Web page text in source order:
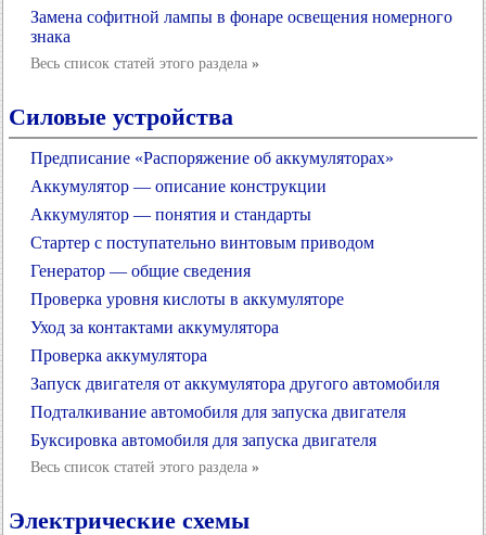
Замена софитной лампы в фонаре освещения номерного
знака
Весь список статей этого раздела »
Силовые устройства
Предписание «Распоряжение об аккумуляторах»
Аккумулятор — описание конструкции
Аккумулятор — понятия и стандарты
Стартер с поступательно винтовым приводом
Генератор — общие сведения
Проверка уровня кислоты в аккумуляторе
Уход за контактами аккумулятора
Проверка аккумулятора
Запуск двигателя от аккумулятора другого автомобиля
Подталкивание автомобиля для запуска двигателя
Буксировка автомобиля для запуска двигателя
Весь список статей этого раздела »
Электрические схемы